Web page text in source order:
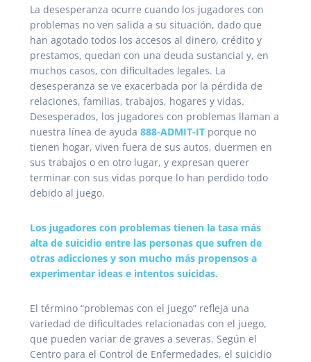
La desesperanza ocurre cuando los jugadores con
problemas no ven salida a su situación, dado que
han agotado todos los accesos al dinero, crédito y
prestamos, quedan con una deuda sustancial y, en
muchos casos, con dificultades legales. La
desesperanza se ve exacerbada por la pérdida de
relaciones, familias, trabajos, hogares y vidas.
Desesperados, los jugadores con problemas llaman a
nuestra línea de ayuda 888-ADMIT-IT porque no
tienen hogar, viven fuera de sus autos, duermen en
sus trabajos o en otro lugar, y expresan querer
terminar con sus vidas porque lo han perdido todo
debido al juego.
Los jugadores con problemas tienen la tasa más
alta de suicidio entre las personas que sufren de
otras adicciones y son mucho más propensos a
experimentar ideas e intentos suicidas.
El término “problemas con el juego” refleja una
variedad de dificultades relacionadas con el juego,
que pueden variar de graves a severas. Según el
Centro para el Control de Enfermedades, el suicidio